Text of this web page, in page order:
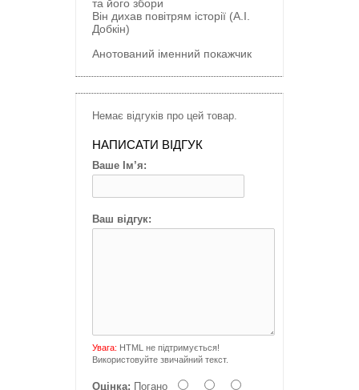
та його збори
Він дихав повітрям історії (А.І.
Добкін)
Анотований іменний покажчик
Немає відгуків про цей товар.
НАПИСАТИ ВІДГУК
Ваше Ім’я:
Ваш відгук:
Увага: HTML не підтримується!
Використовуйте звичайний текст.
Оцінка: Погано